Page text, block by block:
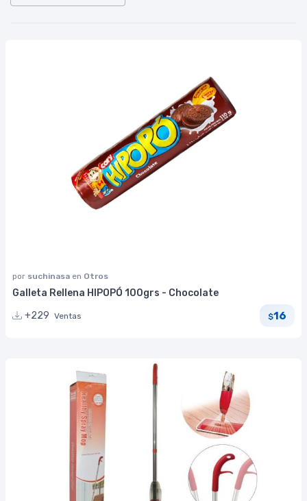
por suchinasa en Otros
Galleta Rellena HIPOPÓ 100grs - Chocolate
+229 Ventas $16